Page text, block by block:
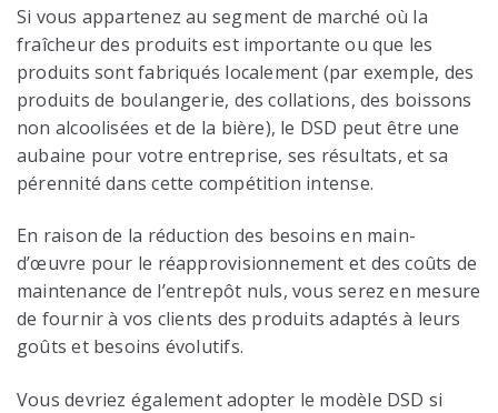
Si vous appartenez au segment de marché où la
fraîcheur des produits est importante ou que les
produits sont fabriqués localement (par exemple, des
produits de boulangerie, des collations, des boissons
non alcoolisées et de la bière), le DSD peut être une
aubaine pour votre entreprise, ses résultats, et sa
pérennité dans cette compétition intense.
En raison de la réduction des besoins en main-
d’œuvre pour le réapprovisionnement et des coûts de
maintenance de l’entrepôt nuls, vous serez en mesure
de fournir à vos clients des produits adaptés à leurs
goûts et besoins évolutifs.
Vous devriez également adopter le modèle DSD si